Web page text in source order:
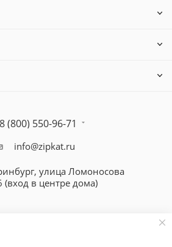
8 (800) 550-96-71
info@zipkat.ru
улица Ломоносова
(вход в центре дома)